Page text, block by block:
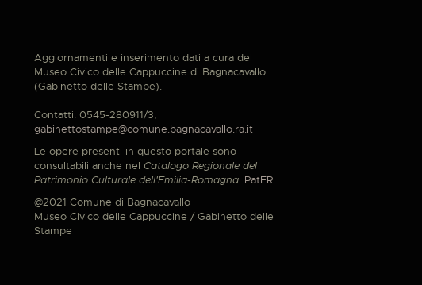
Aggiornamenti e inserimento dati a cura del
Museo Civico delle Cappuccine di Bagnacavallo
(Gabinetto delle Stampe).
Contatti: 0545-280911/3;
gabinettostampe@comune.bagnacavallo.ra.it
Le opere presenti in questo portale sono
consultabili anche nel Catalogo Regionale del
Patrimonio Culturale dell'Emilia-Romagna: PatER.
@2021 Comune di Bagnacavallo
Museo Civico delle Cappuccine / Gabinetto delle
Stampe